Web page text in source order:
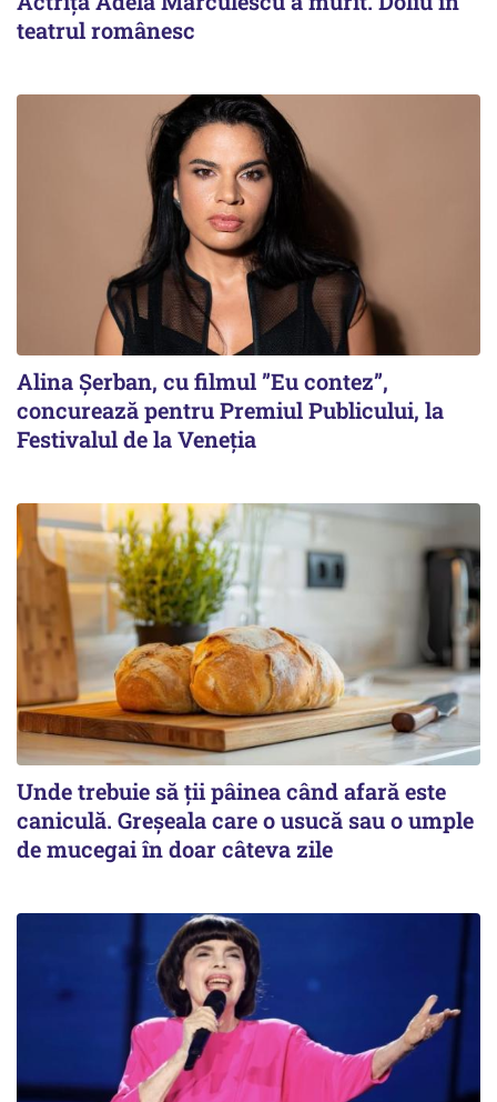
teatrul românesc
Alina Șerban, cu filmul ”Eu contez”,
concurează pentru Premiul Publicului, la
Festivalul de la Veneția
Unde trebuie să ții pâinea când afară este
caniculă. Greșeala care o usucă sau o umple
de mucegai în doar câteva zile